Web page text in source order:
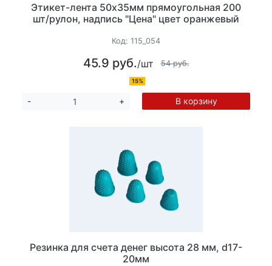
Этикет-лента 50х35мм прямоугольная 200
шт/рулон, надпись "Цена" цвет оранжевый
Код: 115_054
45.9 руб./шт 54 руб.
15%
- + В корзину
Резинка для счета денег высота 28 мм, d17-
20мм